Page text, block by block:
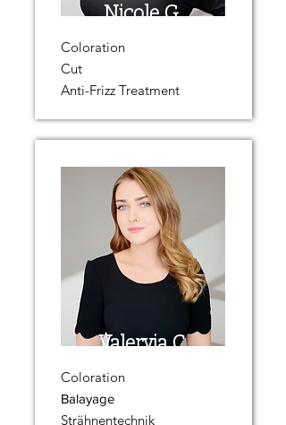
Nicole G.
Coloration
Cut
Anti-Frizz Treatment
Valeryia C.
Coloration
Balayage
Strähnentechnik